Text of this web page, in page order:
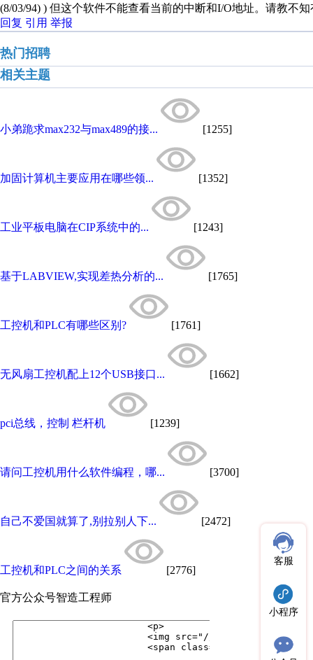
(8/03/94) ) 但这个软件不能查看当前的中断和I/O地址。请教不
回复 引用 举报
热门招聘
相关主题
小弟跪求max232与max489的接... [1255]
加固计算机主要应用在哪些领... [1352]
工业平板电脑​在CIP系统中的... [1243]
基于LABVIEW,实现差热分析的... [1765]
工控机和PLC有哪些区别? [1761]
无风扇工控机配上12个USB接口... [1662]
pci总线，控制 栏杆机 [1239]
请问工控机用什么软件编程，哪... [3700]
自己不爱国就算了,别拉别人下... [2472]
工控机和PLC之间的关系 [2776]
官方公众号智造工程师
客服
小程序